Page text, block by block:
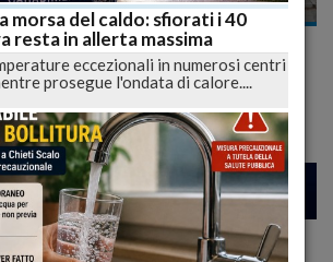
3 maggio prima assemblea
Aquilani e Abruzzesi
24 27
morsa del caldo: sfiorati i 40
resta in allerta massima
eccezionali in numerosi centri
prosegue l'ondata di calore....